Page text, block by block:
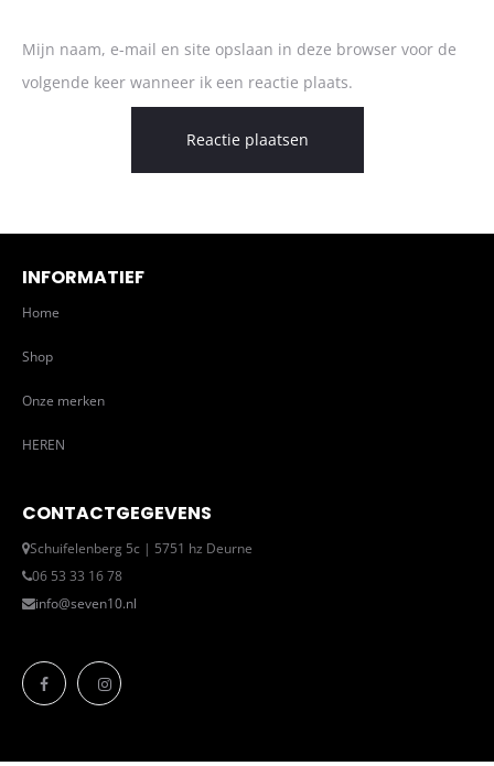
Mijn naam, e-mail en site opslaan in deze browser voor de
volgende keer wanneer ik een reactie plaats.
INFORMATIEF
Home
Shop
Onze merken
HEREN
CONTACTGEGEVENS
Schuifelenberg 5c | 5751 hz Deurne
06 53 33 16 78
info@seven10.nl